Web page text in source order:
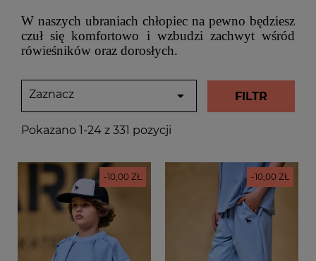
W naszych ubraniach chłopiec na pewno będziesz
czuł się komfortowo i wzbudzi zachwyt wśród
rówieśników oraz dorosłych.
Zaznacz  FILTR
Pokazano 1-24 z 331 pozycji
-10,00 ZŁ -10,00 ZŁ